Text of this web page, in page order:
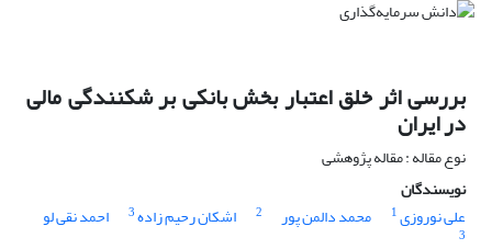
بررسی اثر خلق اعتبار بخش بانکی بر شکنندگی مالی
در ایران
نوع مقاله : مقاله پژوهشی
نویسندگان
علی نوروزی1 محمد دالمن پور 2 اشکان رحیم زاده3 احمد نقی لو
3